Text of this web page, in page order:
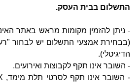
התשלום בבית העסק.
- ניתן להזמין מקומות מראש באתר
(בבחירת אמצעי התשלום יש לבחור
הדיגיטלי).
- השובר אינו תקף לקבוצות ואירועים.